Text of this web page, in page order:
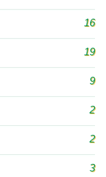
16
19
9
2
2
3